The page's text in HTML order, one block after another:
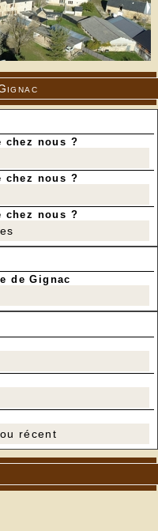
chez nous ?
chez nous ?
chez nous ?
de Gignac
récent